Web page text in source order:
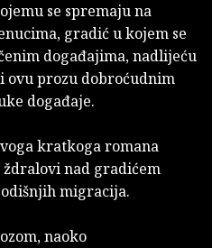
se spremaju na
gradić u kojem se
događajima, nadlijeću
prozu dobroćudnim
događaje.
kratkoga romana
ždralovi nad gradićem
migracija.
naoko